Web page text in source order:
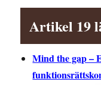
Artikel 19
Mind the gap –